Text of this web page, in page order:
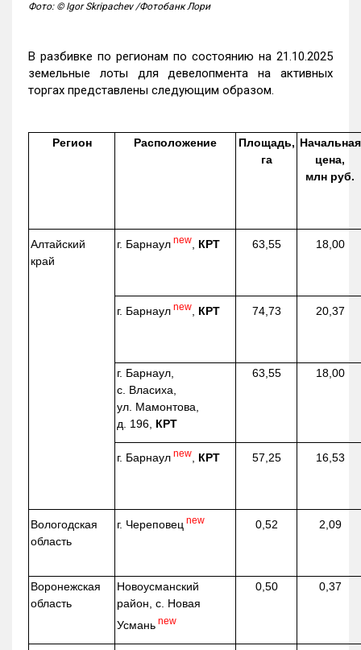
Фото: © Igor Skripachev /Фотобанк Лори
В разбивке по регионам по состоянию на 21.10.2025
земельные лоты для девелопмента на активных
торгах представлены следующим образом.
Регион Расположение
Площадь,
га
Начальная
цена,
млн руб.
Алтайский
край
г. Барнаул new КРТ 63,55 18,00
г. Барнаул new КРТ 74,73 20,37
г. Барнаул,
с. Власиха,
ул. Мамонтова,
д. 196, КРТ
63,55 18,00
г. Барнаул new КРТ 57,25 16,53
Вологодская
область
г. Череповец new 0,52 2,09
Воронежская
область
Новоусманский
район, с. Новая
Усмань new
0,50 0,37